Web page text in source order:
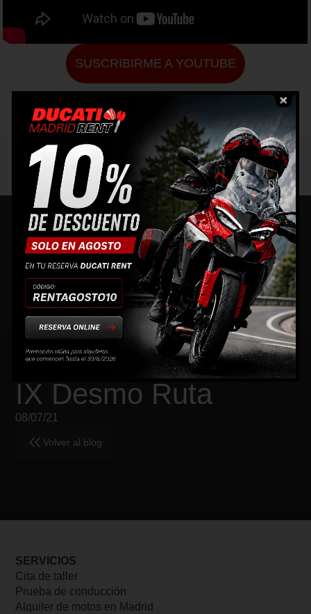
SUSCRIBIRME A YOUTUBE
MÁSRUTAS
XI Desmo-Ruta
09/06/26
X Desmo Ruta
IX Desmo Ruta
08/07/21
Volver al blog
SERVICIOS
Cita de taller
Prueba de conducción
Alquiler de motos en Madrid